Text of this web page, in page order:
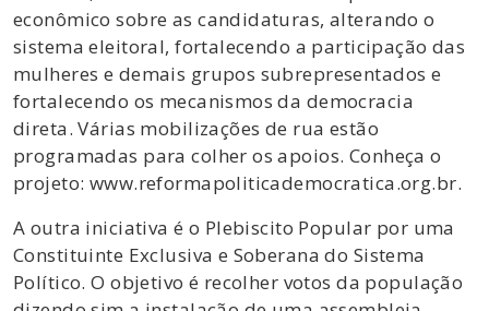
econômico sobre as candidaturas, alterando o
sistema eleitoral, fortalecendo a participação das
mulheres e demais grupos subrepresentados e
fortalecendo os mecanismos da democracia
direta. Várias mobilizações de rua estão
programadas para colher os apoios. Conheça o
projeto: www.reformapoliticademocratica.org.br.
A outra iniciativa é o Plebiscito Popular por uma
Constituinte Exclusiva e Soberana do Sistema
Político. O objetivo é recolher votos da população